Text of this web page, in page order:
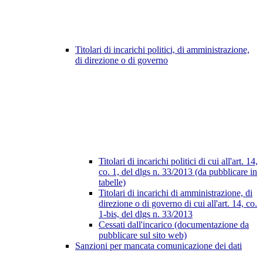
Titolari di incarichi politici, di amministrazione,
di direzione o di governo
Titolari di incarichi politici di cui all'art. 14,
co. 1, del dlgs n. 33/2013 (da pubblicare in
tabelle)
Titolari di incarichi di amministrazione, di
direzione o di governo di cui all'art. 14, co.
1-bis, del dlgs n. 33/2013
Cessati dall'incarico (documentazione da
pubblicare sul sito web)
Sanzioni per mancata comunicazione dei dati